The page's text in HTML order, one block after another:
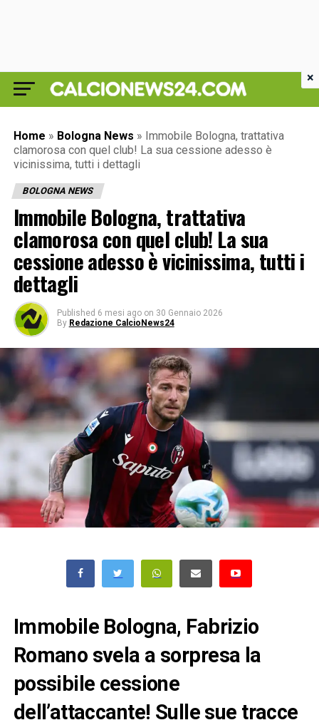
Home » Bologna News » Immobile Bologna, trattativa
clamorosa con quel club! La sua cessione adesso è
vicinissima, tutti i dettagli
BOLOGNA NEWS
Immobile Bologna, trattativa
clamorosa con quel club! La sua
cessione adesso è vicinissima, tutti i
dettagli
Published 6 mesi ago on 30 Gennaio 2026
By Redazione CalcioNews24
Immobile Bologna, Fabrizio
Romano svela a sorpresa la
possibile cessione
dell’attaccante! Sulle sue tracce
×